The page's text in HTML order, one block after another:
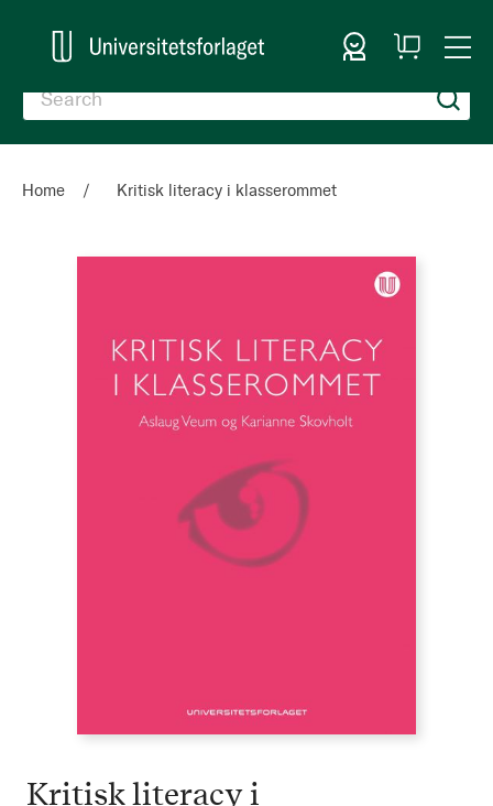
Sign In
My
Cart
Home Kritisk literacy i klasserommet
Kritisk literacy i